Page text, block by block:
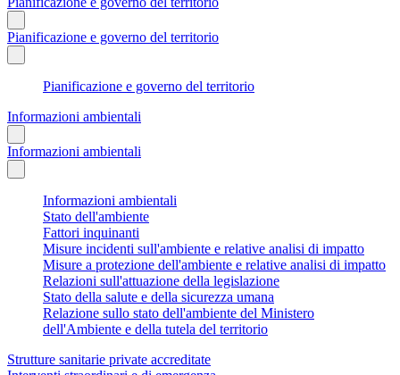
Pianificazione e governo del territorio
Pianificazione e governo del territorio
Informazioni ambientali
Informazioni ambientali
Informazioni ambientali
Stato dell'ambiente
Fattori inquinanti
Misure incidenti sull'ambiente e relative analisi di impatto
Misure a protezione dell'ambiente e relative analisi di impatto
Relazioni sull'attuazione della legislazione
Stato della salute e della sicurezza umana
Relazione sullo stato dell'ambiente del Ministero
dell'Ambiente e della tutela del territorio
Strutture sanitarie private accreditate